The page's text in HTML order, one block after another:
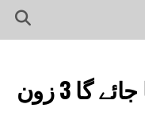
دہلی این سی آر کوکیا جائے گا 3 زون